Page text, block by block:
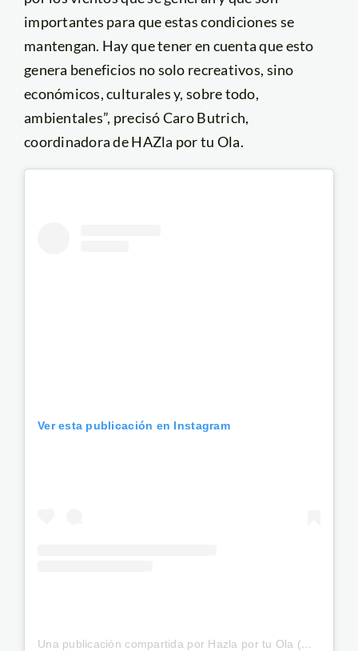
importantes para que estas condiciones se
mantengan. Hay que tener en cuenta que esto
genera beneficios no solo recreativos, sino
económicos, culturales y, sobre todo,
ambientales”, precisó Caro Butrich,
coordinadora de HAZla por tu Ola.
Ver esta publicación en Instagram
Una publicación compartida por Hazla por tu Ola (@hazlaola)